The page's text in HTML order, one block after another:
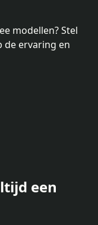
modellen? Stel
de ervaring en
een